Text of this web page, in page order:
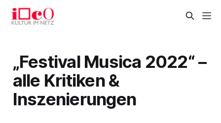
„Festival Musica 2022“ –
alle Kritiken &
Inszenierungen